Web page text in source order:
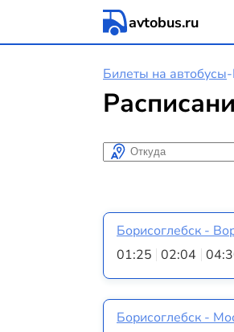
avtobus.ru
Билеты на автобусы-
Откуда
Борисоглебск -
01:25 02:04
Борисоглебск -